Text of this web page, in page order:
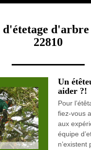
22810
Un
aider ?!
Pour
fiez-vous
aux
équipe
n’existent